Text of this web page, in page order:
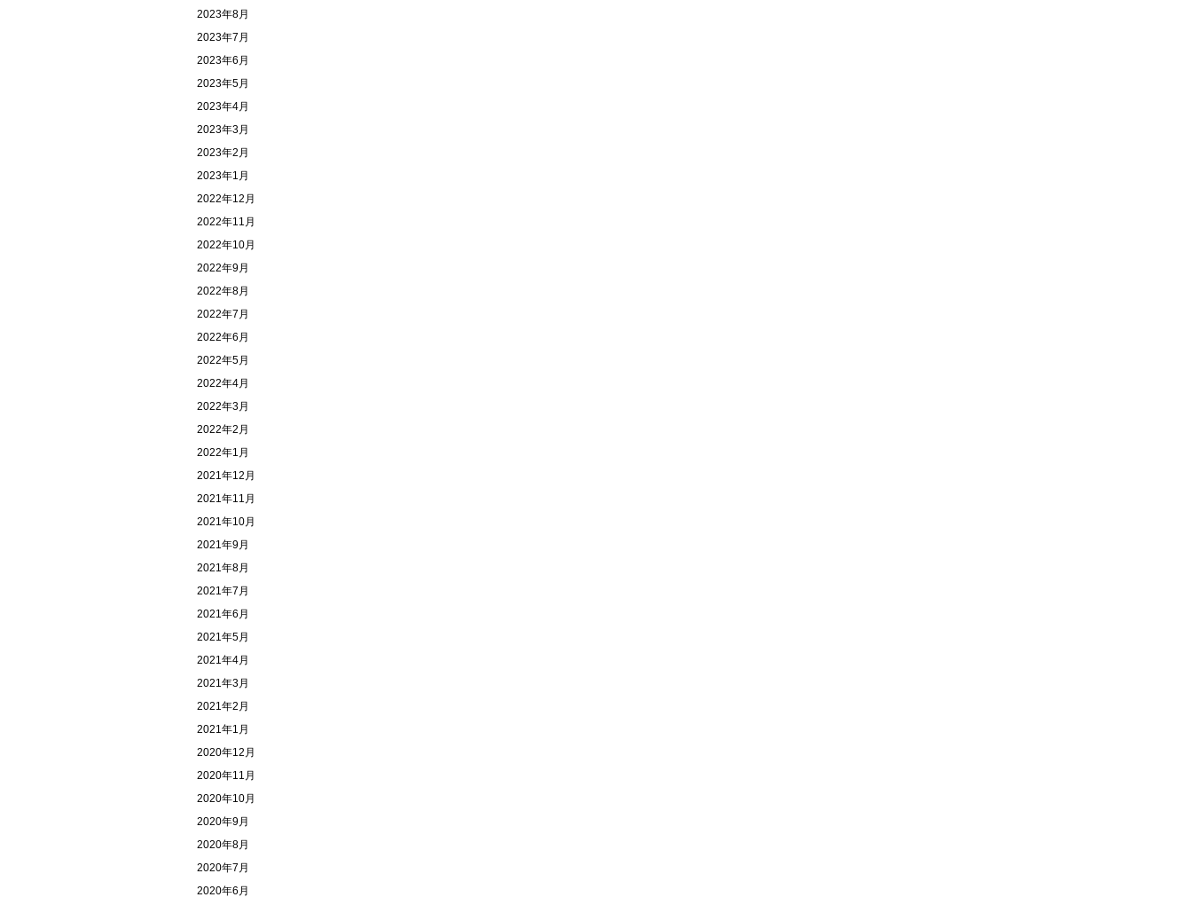
2023年8月
2023年7月
2023年6月
2023年5月
2023年4月
2023年3月
2023年2月
2023年1月
2022年12月
2022年11月
2022年10月
2022年9月
2022年8月
2022年7月
2022年6月
2022年5月
2022年4月
2022年3月
2022年2月
2022年1月
2021年12月
2021年11月
2021年10月
2021年9月
2021年8月
2021年7月
2021年6月
2021年5月
2021年4月
2021年3月
2021年2月
2021年1月
2020年12月
2020年11月
2020年10月
2020年9月
2020年8月
2020年7月
2020年6月